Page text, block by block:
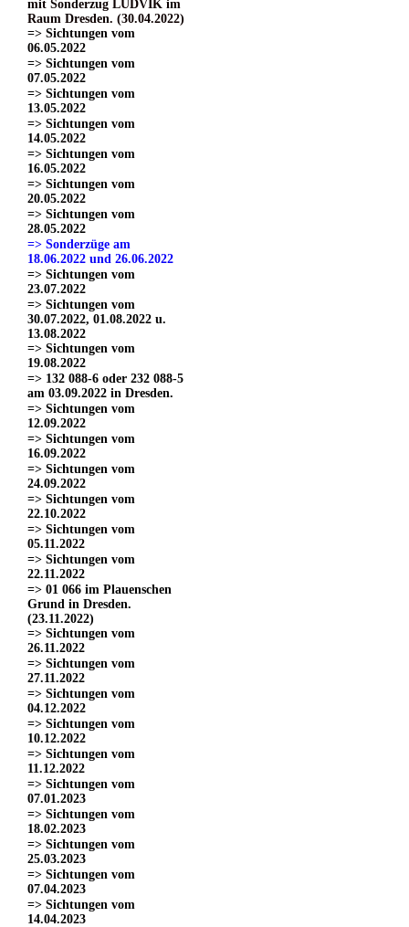
mit Sonderzug LUDVIK im
Raum Dresden. (30.04.2022)
=> Sichtungen vom
06.05.2022
=> Sichtungen vom
07.05.2022
=> Sichtungen vom
13.05.2022
=> Sichtungen vom
14.05.2022
=> Sichtungen vom
16.05.2022
=> Sichtungen vom
20.05.2022
=> Sichtungen vom
28.05.2022
=> Sonderzüge am
18.06.2022 und 26.06.2022
=> Sichtungen vom
23.07.2022
=> Sichtungen vom
30.07.2022, 01.08.2022 u.
13.08.2022
=> Sichtungen vom
19.08.2022
=> 132 088-6 oder 232 088-5
am 03.09.2022 in Dresden.
=> Sichtungen vom
12.09.2022
=> Sichtungen vom
16.09.2022
=> Sichtungen vom
24.09.2022
=> Sichtungen vom
22.10.2022
=> Sichtungen vom
05.11.2022
=> Sichtungen vom
22.11.2022
=> 01 066 im Plauenschen
Grund in Dresden.
(23.11.2022)
=> Sichtungen vom
26.11.2022
=> Sichtungen vom
27.11.2022
=> Sichtungen vom
04.12.2022
=> Sichtungen vom
10.12.2022
=> Sichtungen vom
11.12.2022
=> Sichtungen vom
07.01.2023
=> Sichtungen vom
18.02.2023
=> Sichtungen vom
25.03.2023
=> Sichtungen vom
07.04.2023
=> Sichtungen vom
14.04.2023